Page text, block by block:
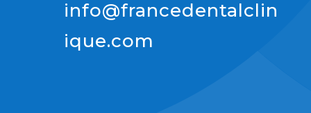
info@francedentalclin
ique.com